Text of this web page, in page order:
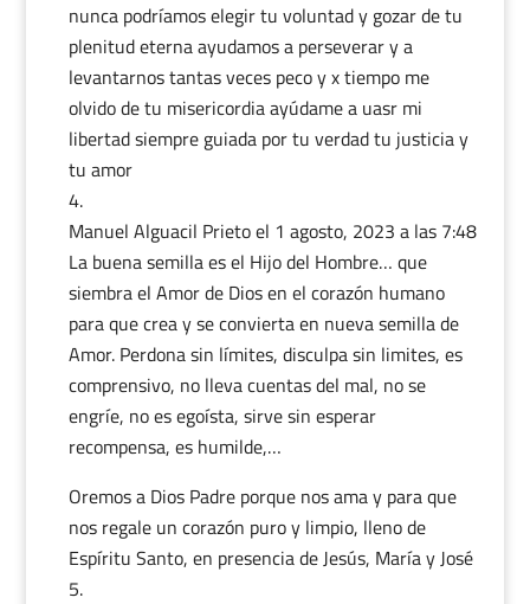
nunca podríamos elegir tu voluntad y gozar de tu
plenitud eterna ayudamos a perseverar y a
levantarnos tantas veces peco y x tiempo me
olvido de tu misericordia ayúdame a uasr mi
libertad siempre guiada por tu verdad tu justicia y
tu amor
Manuel Alguacil Prietoel 1 agosto, 2023 a las 7:48
La buena semilla es el Hijo del Hombre… que
siembra el Amor de Dios en el corazón humano
para que crea y se convierta en nueva semilla de
Amor. Perdona sin límites, disculpa sin limites, es
comprensivo, no lleva cuentas del mal, no se
engríe, no es egoísta, sirve sin esperar
recompensa, es humilde,…
Oremos a Dios Padre porque nos ama y para que
nos regale un corazón puro y limpio, lleno de
Espíritu Santo, en presencia de Jesús, María y José